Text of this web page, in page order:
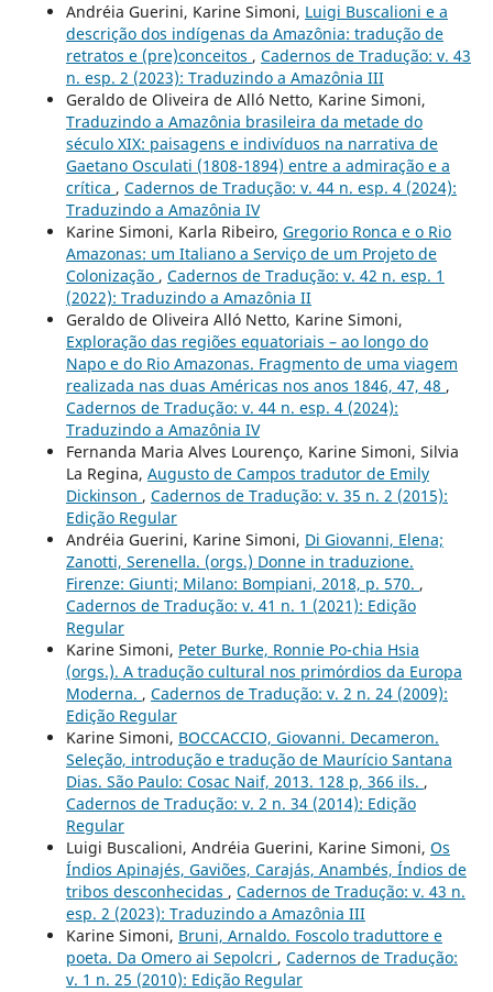
Andréia Guerini, Karine Simoni, Luigi Buscalioni e a
descrição dos indígenas da Amazônia: tradução de
retratos e (pre)conceitos , Cadernos de Tradução: v. 43
n. esp. 2 (2023): Traduzindo a Amazônia III
Geraldo de Oliveira de Alló Netto, Karine Simoni,
Traduzindo a Amazônia brasileira da metade do
século XIX: paisagens e indivíduos na narrativa de
Gaetano Osculati (1808-1894) entre a admiração e a
crítica , Cadernos de Tradução: v. 44 n. esp. 4 (2024):
Traduzindo a Amazônia IV
Karine Simoni, Karla Ribeiro, Gregorio Ronca e o Rio
Amazonas: um Italiano a Serviço de um Projeto de
Colonização , Cadernos de Tradução: v. 42 n. esp. 1
(2022): Traduzindo a Amazônia II
Geraldo de Oliveira Alló Netto, Karine Simoni,
Exploração das regiões equatoriais – ao longo do
Napo e do Rio Amazonas. Fragmento de uma viagem
realizada nas duas Américas nos anos 1846, 47, 48 ,
Cadernos de Tradução: v. 44 n. esp. 4 (2024):
Traduzindo a Amazônia IV
Fernanda Maria Alves Lourenço, Karine Simoni, Silvia
La Regina, Augusto de Campos tradutor de Emily
Dickinson , Cadernos de Tradução: v. 35 n. 2 (2015):
Edição Regular
Andréia Guerini, Karine Simoni, Di Giovanni, Elena;
Zanotti, Serenella. (orgs.) Donne in traduzione.
Firenze: Giunti; Milano: Bompiani, 2018, p. 570. ,
Cadernos de Tradução: v. 41 n. 1 (2021): Edição
Regular
Karine Simoni, Peter Burke, Ronnie Po-chia Hsia
(orgs.). A tradução cultural nos primórdios da Europa
Moderna. , Cadernos de Tradução: v. 2 n. 24 (2009):
Edição Regular
Karine Simoni, BOCCACCIO, Giovanni. Decameron.
Seleção, introdução e tradução de Maurício Santana
Dias. São Paulo: Cosac Naif, 2013. 128 p, 366 ils. ,
Cadernos de Tradução: v. 2 n. 34 (2014): Edição
Regular
Luigi Buscalioni, Andréia Guerini, Karine Simoni, Os
Índios Apinajés, Gaviões, Carajás, Anambés, Índios de
tribos desconhecidas , Cadernos de Tradução: v. 43 n.
esp. 2 (2023): Traduzindo a Amazônia III
Karine Simoni, Bruni, Arnaldo. Foscolo traduttore e
poeta. Da Omero ai Sepolcri , Cadernos de Tradução:
v. 1 n. 25 (2010): Edição Regular